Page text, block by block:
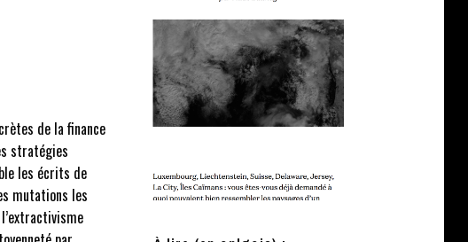
de la finance
stratégies
les écrits de
mutations les